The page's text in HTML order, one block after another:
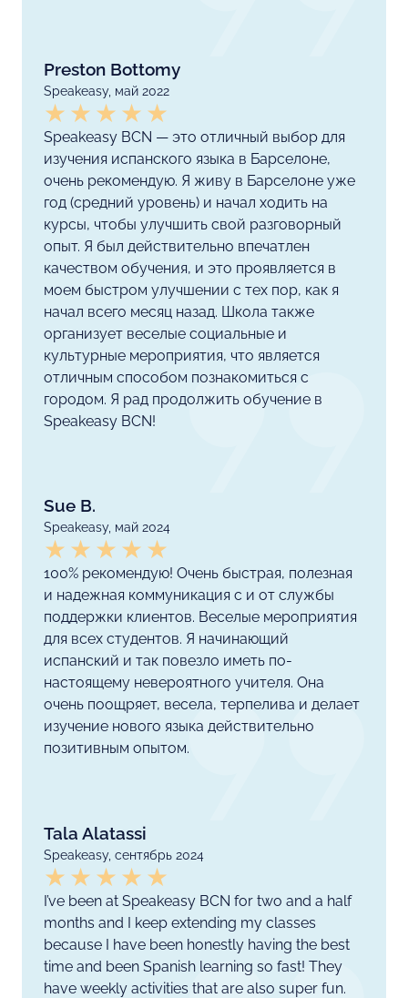
Preston Bottomy
Speakeasy, май 2022
Speakeasy BCN — это отличный выбор для
изучения испанского языка в Барселоне,
очень рекомендую. Я живу в Барселоне уже
год (средний уровень) и начал ходить на
курсы, чтобы улучшить свой разговорный
опыт. Я был действительно впечатлен
качеством обучения, и это проявляется в
моем быстром улучшении с тех пор, как я
начал всего месяц назад. Школа также
организует веселые социальные и
культурные мероприятия, что является
отличным способом познакомиться с
городом. Я рад продолжить обучение в
Speakeasy BCN!
Sue B.
Speakeasy, май 2024
100% рекомендую! Очень быстрая, полезная
и надежная коммуникация с и от службы
поддержки клиентов. Веселые мероприятия
для всех студентов. Я начинающий
испанский и так повезло иметь по-
настоящему невероятного учителя. Она
очень поощряет, весела, терпелива и делает
изучение нового языка действительно
позитивным опытом.
Tala Alatassi
Speakeasy, сентябрь 2024
I’ve been at Speakeasy BCN for two and a half
months and I keep extending my classes
because I have been honestly having the best
time and been Spanish learning so fast! They
have weekly activities that are also super fun.